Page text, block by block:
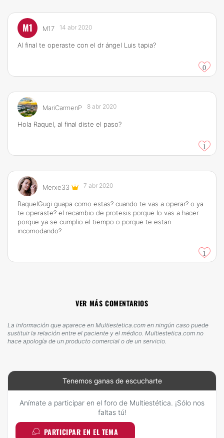
M1 M17 14 abr 2020
Al final te operaste con el dr ángel Luis tapia?
0
MariCarmenP 8 abr 2020
Hola Raquel, al final diste el paso?
1
Merxe33 7 abr 2020
RaquelGugi guapa como estas? cuando te vas a operar? o ya
te operaste? el recambio de protesis porque lo vas a hacer
porque ya se cumplio el tiempo o porque te estan
incomodando?
1
VER MÁS COMENTARIOS
La información que aparece en Multiestetica.com en ningún caso puede
sustituir la relación entre el paciente y el médico. Multiestetica.com no
hace apología de un producto comercial o de un servicio.
Tenemos ganas de escucharte
Anímate a participar en el foro de Multiestética. ¡Sólo nos
faltas tú!
PARTICIPAR EN EL TEMA